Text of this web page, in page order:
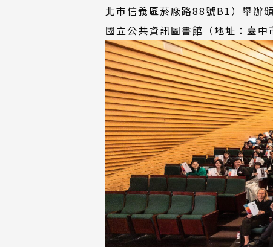
北市信義區菸廠路88號B1）舉辦
國立公共資訊圖書館（地址：臺